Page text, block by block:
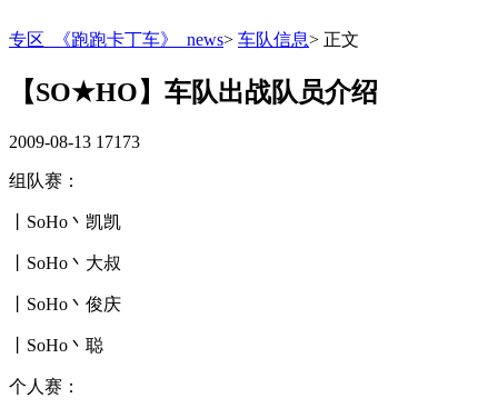
专区_《跑跑卡丁车》_news> 车队信息> 正文
【SO★HO】车队出战队员介绍
2009-08-13 17173
组队赛：
丨SoHo丶凯凯
丨SoHo丶大叔
丨SoHo丶俊庆
丨SoHo丶聪
个人赛：